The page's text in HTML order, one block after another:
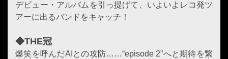
デビュー・アルバムを引っ提げて、いよいよレコ発ツ
アーに出るバンドをキャッチ！
◆THE冠
爆笑を呼んだAIとの攻防……“episode 2”へと期待を繋